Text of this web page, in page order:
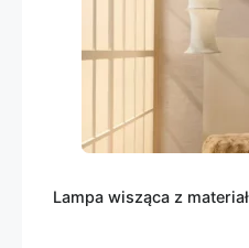
Lampa wisząca z